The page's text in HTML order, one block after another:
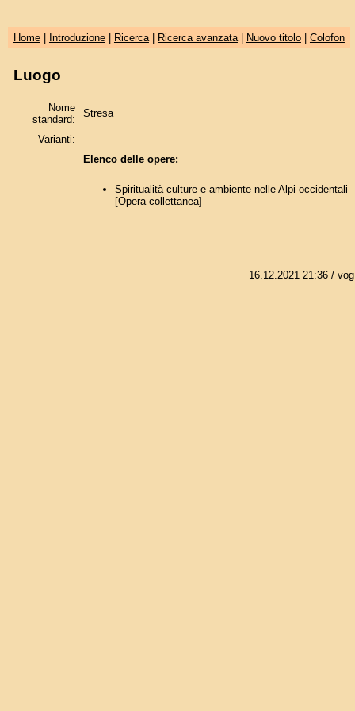
Home| Introduzione| Ricerca| Ricerca avanzata| Nuovo titolo| Colofon
Luogo
Nome
standard:
Stresa
Varianti:
Elenco delle opere:
Spiritualità culture e ambiente nelle Alpi occidentali
[Opera collettanea]
16.12.2021 21:36/ vog